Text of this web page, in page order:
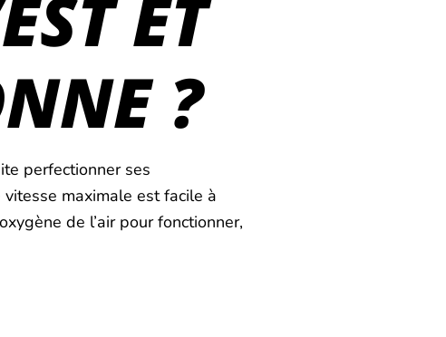
ET
?
perfectionner ses
maximale est facile à
de l’air pour fonctionner,